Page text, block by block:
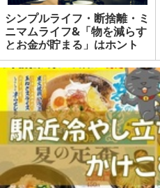
シンプルライフ・断捨離・ミ
ニマムライフ&「物を減らす
とお金が貯まる」はホント
か？